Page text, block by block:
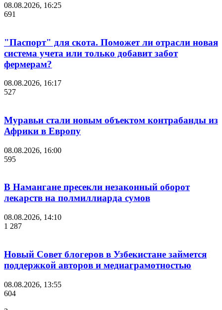
08.08.2026, 16:25
691
"Паспорт" для скота. Поможет ли отрасли новая
система учета или только добавит забот
фермерам?
08.08.2026, 16:17
527
Муравьи стали новым объектом контрабанды из
Африки в Европу
08.08.2026, 16:00
595
В Намангане пресекли незаконный оборот
лекарств на полмиллиарда сумов
08.08.2026, 14:10
1 287
Новый Совет блогеров в Узбекистане займется
поддержкой авторов и медиаграмотностью
08.08.2026, 13:55
604